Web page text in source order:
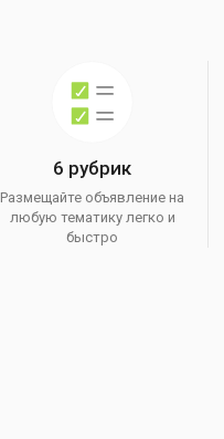
6 рубрик
Размещайте объявление на
любую тематику легко и
быстро